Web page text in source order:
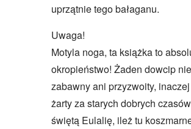
uprzątnie tego bałaganu.
Uwaga!
Motyla noga, ta książka to
okropieństwo! Żaden dowcip
zabawny ani przyzwoity,
żarty za starych dobrych
świętą Eulalię, ileż tu